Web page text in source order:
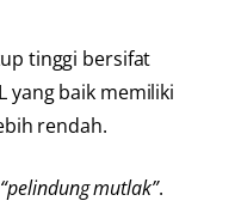
tinggi bersifat
yang baik memiliki
rendah.
“pelindung mutlak”.